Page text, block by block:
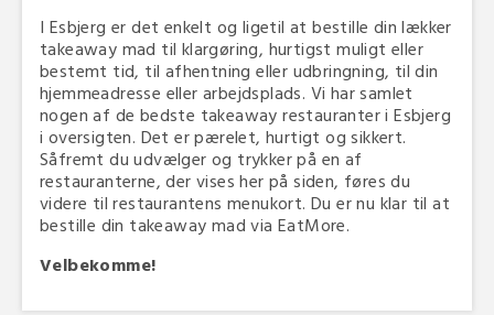
I Esbjerg er det enkelt og ligetil at bestille din lækker
takeaway mad til klargøring, hurtigst muligt eller
bestemt tid, til afhentning eller udbringning, til din
hjemmeadresse eller arbejdsplads. Vi har samlet
nogen af de bedste takeaway restauranter i Esbjerg
i oversigten. Det er pærelet, hurtigt og sikkert.
Såfremt du udvælger og trykker på en af
restauranterne, der vises her på siden, føres du
videre til restaurantens menukort. Du er nu klar til at
bestille din takeaway mad via EatMore.
Velbekomme!